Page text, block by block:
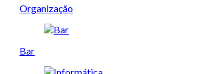
Organização
Bar